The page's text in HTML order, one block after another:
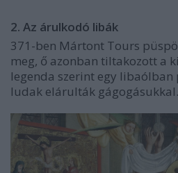
2. Az árulkodó libák
371-ben Mártont Tours
meg, ő azonban tiltakozott a
legenda szerint egy
ludak elárulták gágogásukkal.